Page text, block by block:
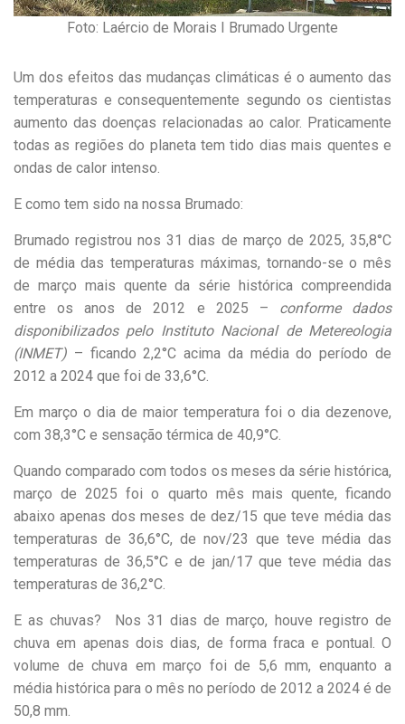
Foto: Laércio de Morais I Brumado Urgente
Um dos efeitos das mudanças climáticas é o aumento das
temperaturas e consequentemente segundo os cientistas
aumento das doenças relacionadas ao calor. Praticamente
todas as regiões do planeta tem tido dias mais quentes e
ondas de calor intenso.
E como tem sido na nossa Brumado:
Brumado registrou nos 31 dias de março de 2025, 35,8°C
de média das temperaturas máximas, tornando-se o mês
de março mais quente da série histórica compreendida
entre os anos de 2012 e 2025 – conforme dados
disponibilizados pelo Instituto Nacional de Metereologia
(INMET) – ficando 2,2°C acima da média do período de
2012 a 2024 que foi de 33,6°C.
Em março o dia de maior temperatura foi o dia dezenove,
com 38,3°C e sensação térmica de 40,9°C.
Quando comparado com todos os meses da série histórica,
março de 2025 foi o quarto mês mais quente, ficando
abaixo apenas dos meses de dez/15 que teve média das
temperaturas de 36,6°C, de nov/23 que teve média das
temperaturas de 36,5°C e de jan/17 que teve média das
temperaturas de 36,2°C.
E as chuvas? Nos 31 dias de março, houve registro de
chuva em apenas dois dias, de forma fraca e pontual. O
volume de chuva em março foi de 5,6 mm, enquanto a
média histórica para o mês no período de 2012 a 2024 é de
50,8 mm.